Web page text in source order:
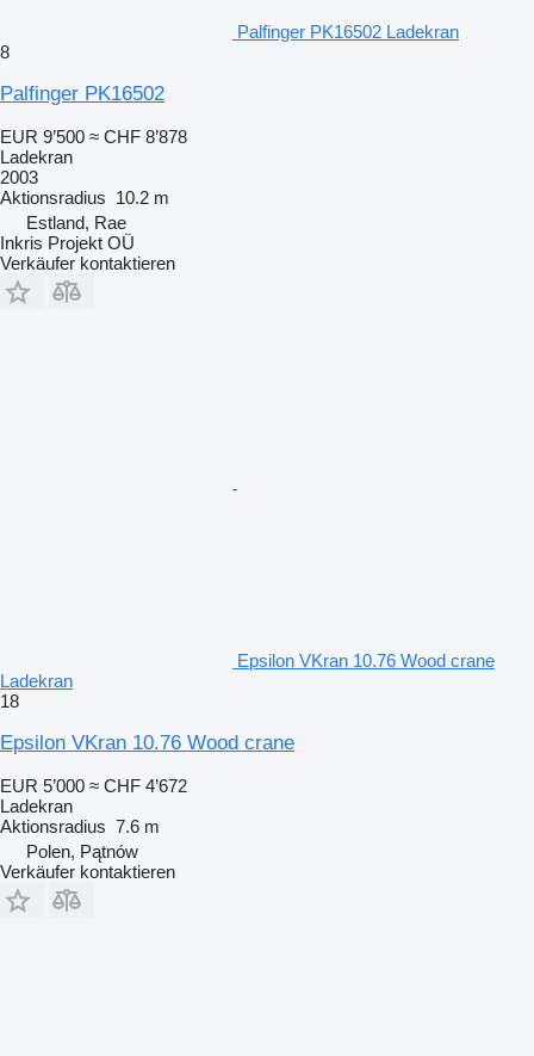
Palfinger PK16502 Ladekran
8
Palfinger PK16502
EUR 9’500 ≈ CHF 8’878
Ladekran
2003
Aktionsradius 10.2 m
Estland, Rae
Inkris Projekt OÜ
Verkäufer kontaktieren
Epsilon VKran 10.76 Wood crane
Ladekran
18
Epsilon VKran 10.76 Wood crane
EUR 5’000 ≈ CHF 4’672
Ladekran
Aktionsradius 7.6 m
Polen, Pątnów
Verkäufer kontaktieren